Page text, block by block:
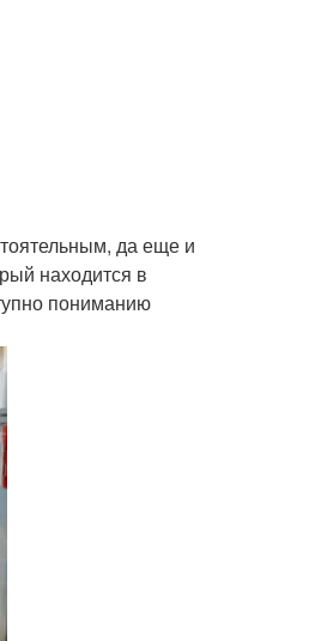
да еще и
находится в
пониманию